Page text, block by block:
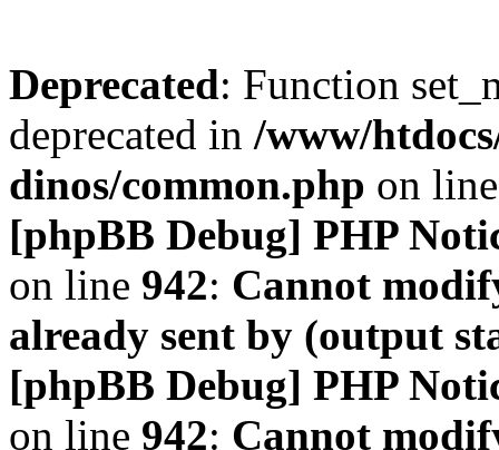
Deprecated: Function
deprecated in /www/
dinos/common.php on
[phpBB Debug] PHP
on line 942: Cannot
already sent by (output
[phpBB Debug] PHP
on line 942: Cannot